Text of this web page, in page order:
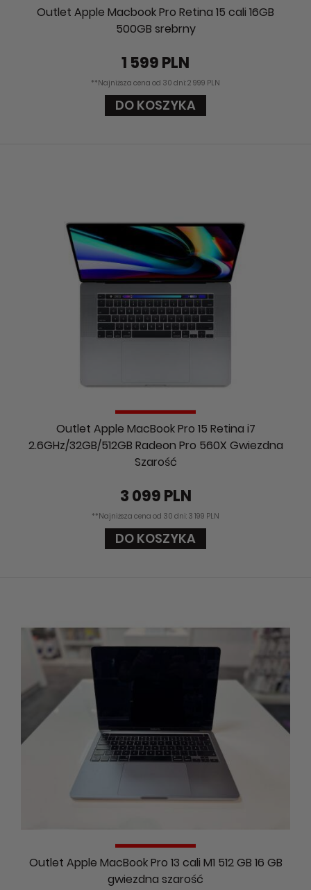
Outlet Apple Macbook Pro Retina 15 cali 16GB
500GB srebrny
1 599 PLN
**Najniższa cena od 30 dni: 2 999 PLN
DO KOSZYKA
Outlet Apple MacBook Pro 15 Retina i7
2.6GHz/32GB/512GB Radeon Pro 560X Gwiezdna
Szarość
3 099 PLN
**Najniższa cena od 30 dni: 3 199 PLN
DO KOSZYKA
Outlet Apple MacBook Pro 13 cali M1 512 GB 16 GB
gwiezdna szarość